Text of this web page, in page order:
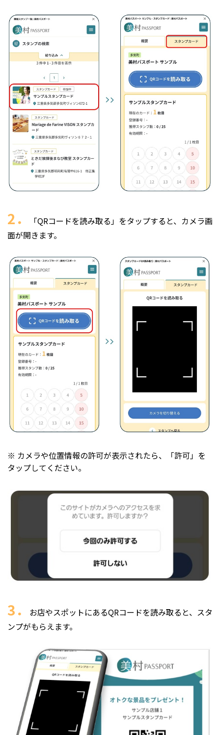
2．
「QRコードを読み取る」をタップすると、カメラ画
面が開きます。
※ カメラや位置情報の許可が表示されたら、「許可」を
タップしてください。
3．
お店やスポットにあるQRコードを読み取ると、スタ
ンプがもらえます。